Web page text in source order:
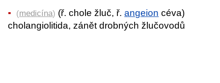
(medicína) (ř. chole žluč, ř.angeion céva)
cholangiolitida, zánět drobných žlučovodů